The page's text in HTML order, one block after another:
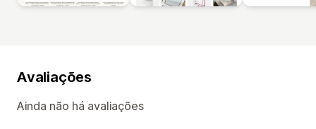
Avaliações
Ainda não há avaliações